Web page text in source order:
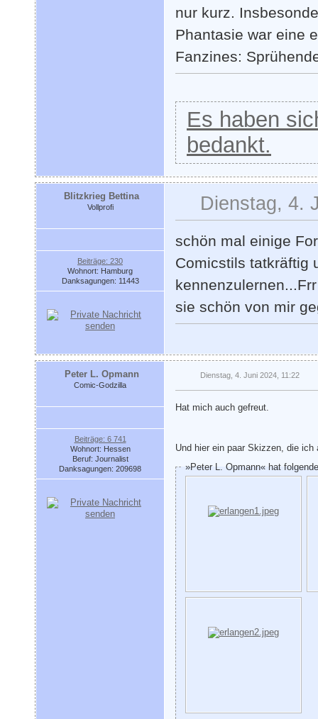
nur kurz.
Phantasie war eine
Fanzines:
Es haben
bedankt.
Blitzkrieg Bettina
Vollprofi
Beiträge: 230
Wohnort: Hamburg
Danksagungen: 11443
Dienstag, 4.
schön mal einige
Comicstils tatkräftig
sie schön von mir
Peter L. Opmann
Comic-Godzilla
Beiträge: 6 741
Wohnort: Hessen
Beruf: Journalist
Danksagungen: 209698
Dienstag, 4. Juni 2024, 11:22
Hat mich auch gefreut.
Und hier ein paar Skizzen, die
»Peter L. Opmann« hat